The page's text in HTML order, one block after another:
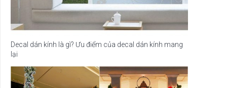
Decal dán kính là gì? Ưu điểm của decal dán kính mang
lại